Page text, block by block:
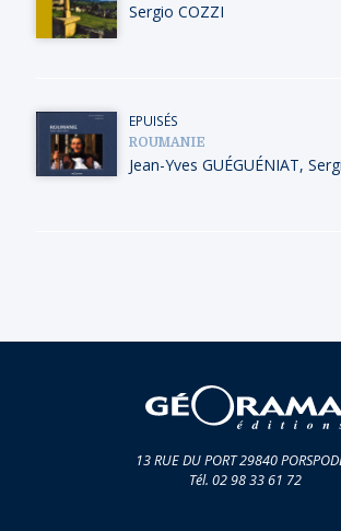
Sergio COZZI
EPUISÉS
ROUMANIE
Jean-Yves GUÉGUÉNIAT,
13 RUE DU PORT 29840
Tél. 02 98 33 61 72